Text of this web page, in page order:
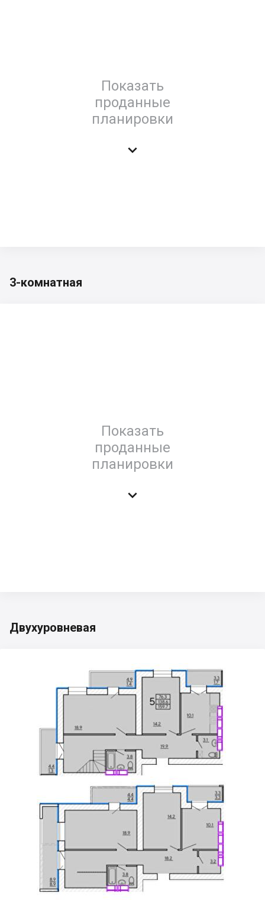
Показать
проданные
планировки

3-комнатная
Показать
проданные
планировки

Двухуровневая